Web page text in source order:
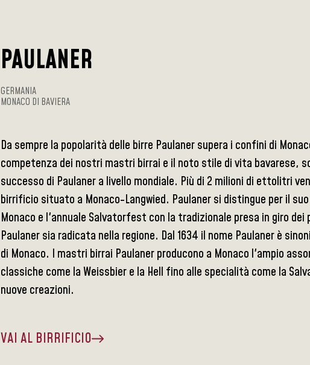
PAULANER
GERMANIA
MONACO DI BAVIERA
Da sempre la popolarità delle birre Paulaner supera i confini di
competenza dei nostri mastri birrai e il noto stile di vita bavarese,
successo di Paulaner a livello mondiale. Più di 2 milioni di ettolitri
birrificio situato a Monaco-Langwied. Paulaner si distingue per il
Monaco e l'annuale Salvatorfest con la tradizionale presa in giro
Paulaner sia radicata nella regione. Dal 1634 il nome Paulaner è
di Monaco. I mastri birrai Paulaner producono a Monaco l'ampio
classiche come la Weissbier e la Hell fino alle specialità come la
nuove creazioni.
VAI AL BIRRIFICIO